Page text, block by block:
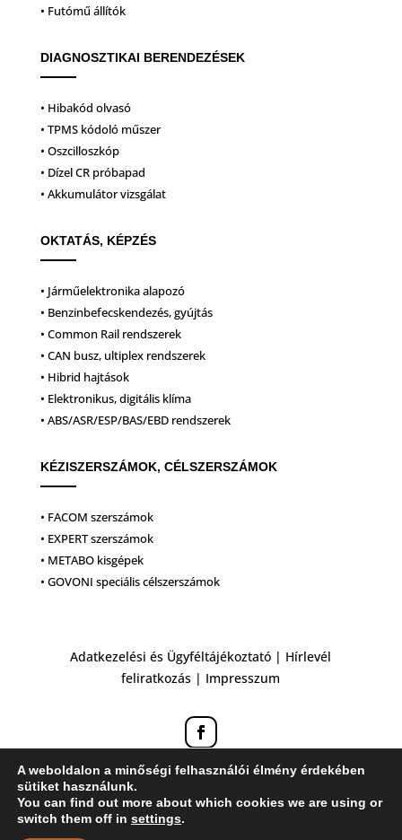
• Futómű állítók
DIAGNOSZTIKAI BERENDEZÉSEK
• Hibakód olvasó
• TPMS kódoló műszer
• Oszcilloszkóp
• Dízel CR próbapad
• Akkumulátor vizsgálat
OKTATÁS, KÉPZÉS
• Járműelektronika alapozó
• Benzinbefecskendezés, gyújtás
• Common Rail rendszerek
• CAN busz, ultiplex rendszerek
• Hibrid hajtások
• Elektronikus, digitális klíma
• ABS/ASR/ESP/BAS/EBD rendszerek
KÉZISZERSZÁMOK, CÉLSZERSZÁMOK
• FACOM szerszámok
• EXPERT szerszámok
• METABO kisgépek
• GOVONI speciális célszerszámok
Adatkezelési és Ügyféltájékoztató | Hírlevél
feliratkozás | Impresszum
A weboldalon a minőségi felhasználói élmény érdekében
sütiket használunk.
You can find out more about which cookies we are using or
switch them off in settings.